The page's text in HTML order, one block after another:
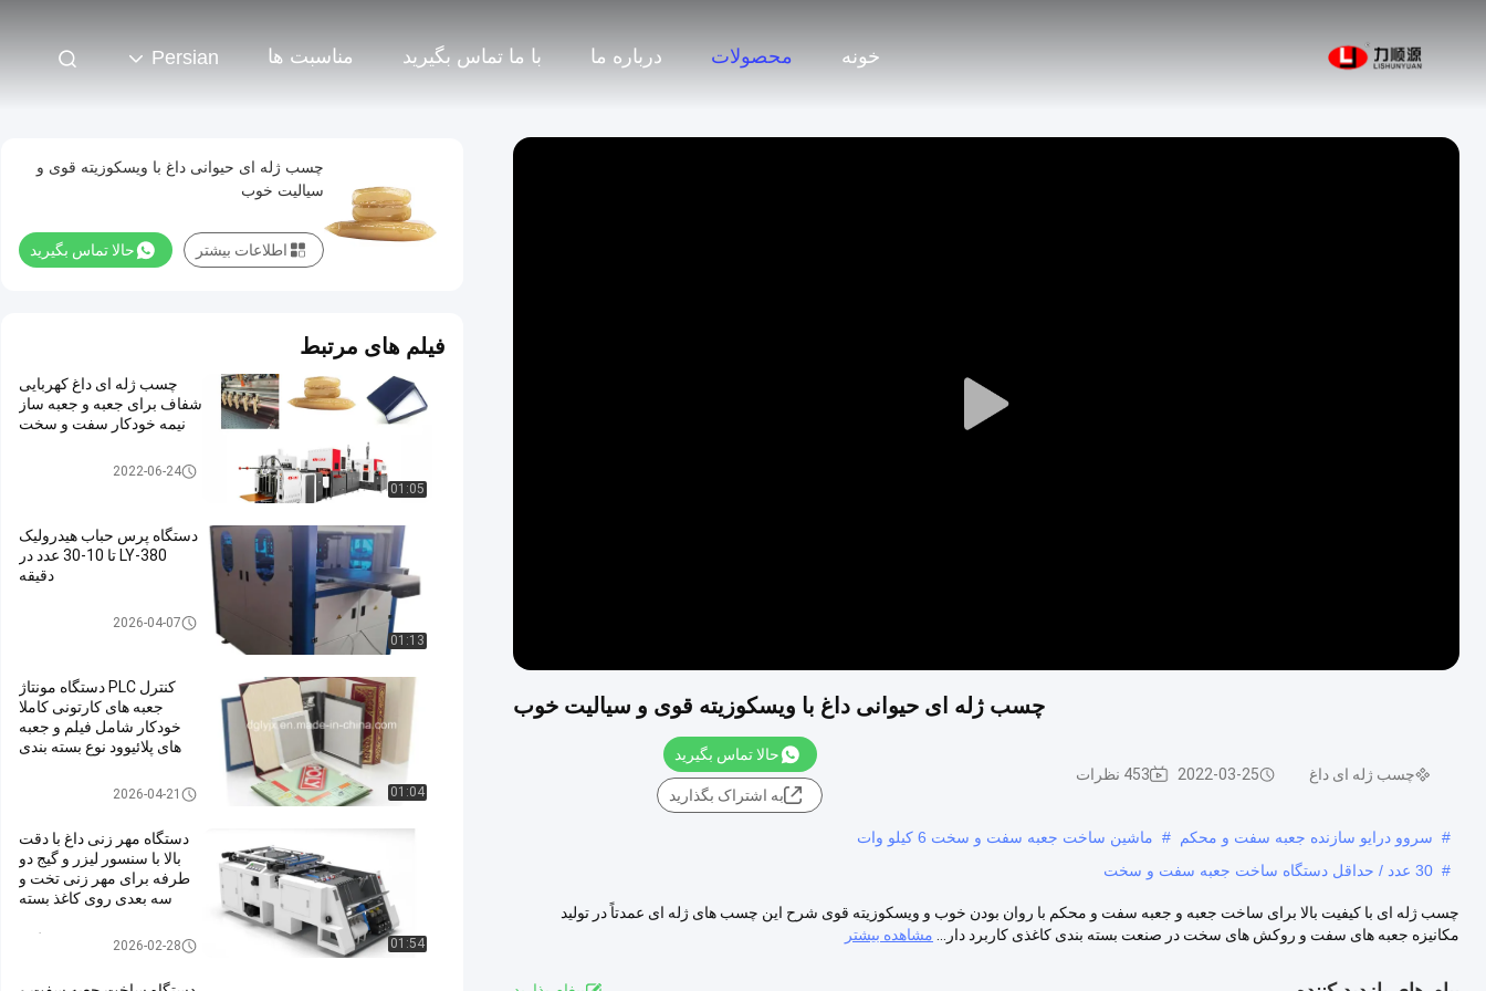
خونه محصولات درباره ما با ما تماس بگیرید مناسبت ها Persian
Play
چسب ژله ای حیوانی داغ با ویسکوزیته قوی و سیالیت خوب
چسب ژله ای داغ 2022-03-25 453 نظرات
حالا تماس بگیرید
به اشتراک بگذارید
# سروو درایو سازنده جعبه سفت و محکم # ماشین ساخت جعبه سفت و سخت 6 کیلو وات
# 30 عدد / حداقل دستگاه ساخت جعبه سفت و سخت
چسب ژله ای با کیفیت بالا برای ساخت جعبه و جعبه سفت و محکم با روان بودن خوب و ویسکوزیته قوی شرح این چسب های ژله ای عمدتاً در تولید
مکانیزه جعبه های سفت و روکش های سخت در صنعت بسته بندی کاغذی کاربرد دار...
مشاهده بیشتر
چسب ژله ای حیوانی داغ با ویسکوزیته قوی و
سیالیت خوب
حالا تماس بگیرید اطلاعات بیشتر
فیلم های مرتبط
01:05
چسب ژله ای داغ کهربایی
شفاف برای جعبه و جعبه ساز
نیمه خودکار سفت و سخت
2022-06-24
01:13
دستگاه پرس حباب هیدرولیک
LY-380 تا 10-30 عدد در
دقیقه
Box Bubble Pressing Machine
2026-04-07
01:04
کنترل PLC دستگاه مونتاژ
جعبه های کارتونی کاملا
خودکار شامل فیلم و جعبه
های پلائیوود نوع بسته بندی
Cardboard Box Making Machi
2026-04-21
01:54
دستگاه مهر زنی داغ با دقت
بالا با سنسور لیزر و گیج دو
طرفه برای مهر زنی تخت و
سه بعدی روی کاغذ بسته
ماشین چاپ فولی گرم2026-02-28